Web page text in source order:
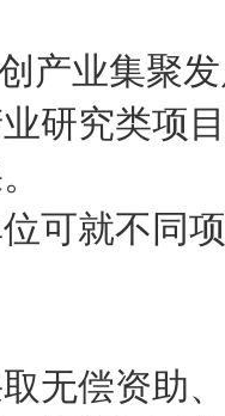
业集聚发
研究类项
就不同项
偿资助、